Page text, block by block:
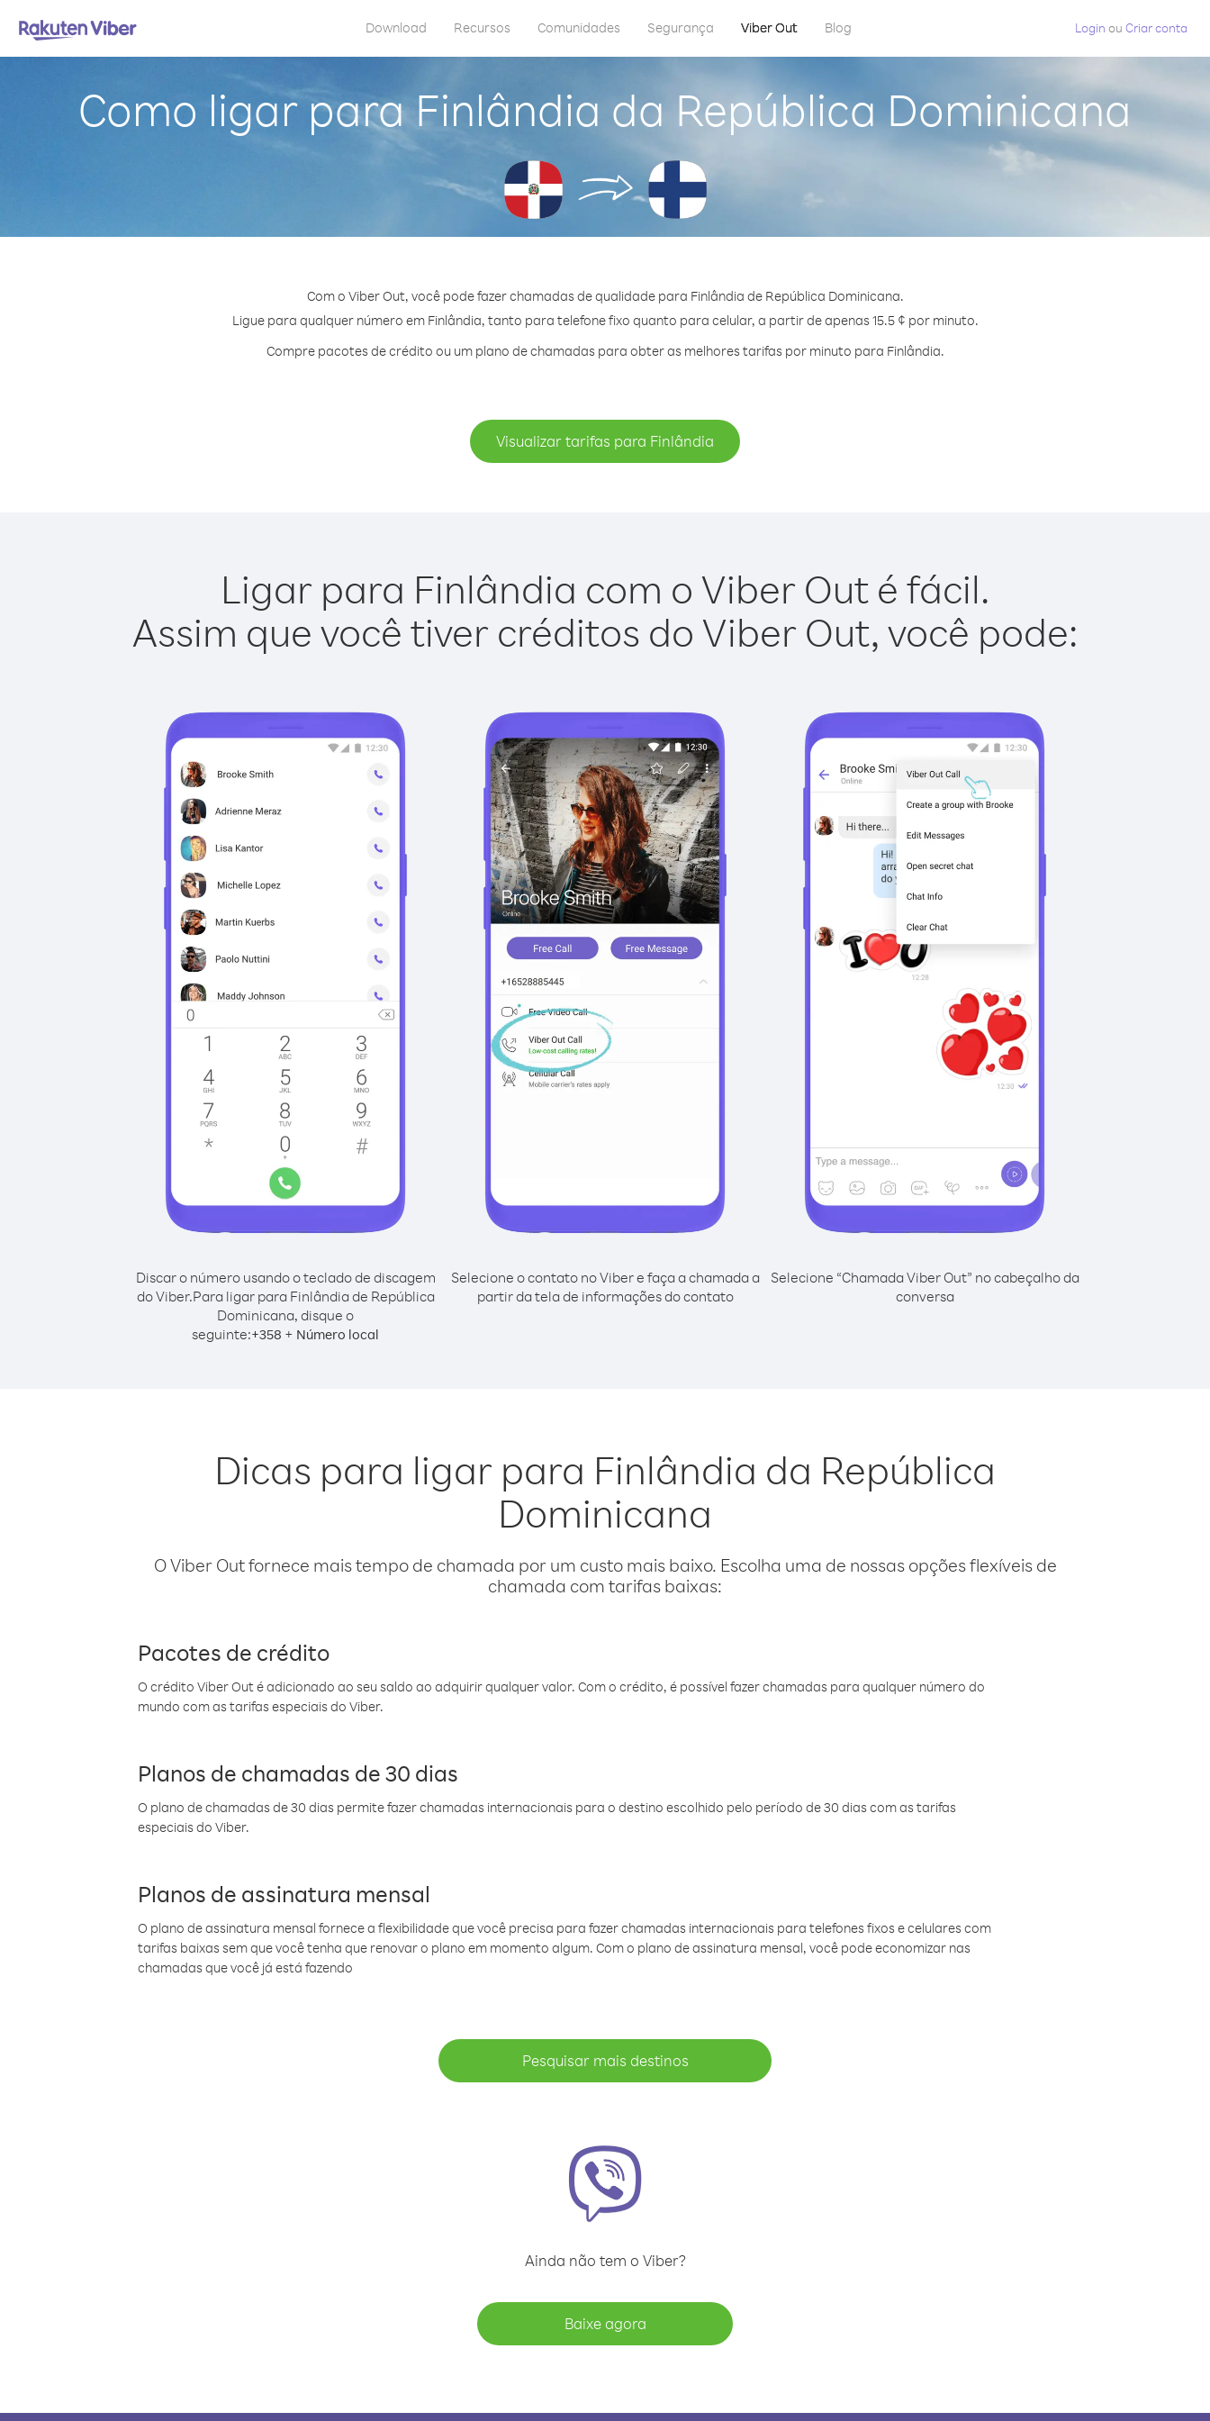
Download Recursos Comunidades Segurança Viber Out Blog Login ou Criar conta
Como ligar para Finlândia da República Dominicana
Com o Viber Out, você pode fazer chamadas de qualidade para Finlândia de República Dominicana.
Ligue para qualquer número em Finlândia, tanto para telefone fixo quanto para celular, a partir de apenas 15.5 ¢ por minuto.
Compre pacotes de crédito ou um plano de chamadas para obter as melhores tarifas por minuto para Finlândia.
Visualizar tarifas para Finlândia
Ligar para Finlândia com o Viber Out é fácil.
Assim que você tiver créditos do Viber Out, você pode:
Discar o número usando o teclado de discagem
do Viber.Para ligar para Finlândia de República
Dominicana, disque o
seguinte:+358 + Número local
Selecione o contato no Viber e faça a chamada a
partir da tela de informações do contato
Selecione “Chamada Viber Out” no cabeçalho da
conversa
Dicas para ligar para Finlândia da República
Dominicana
O Viber Out fornece mais tempo de chamada por um custo mais baixo. Escolha uma de nossas opções flexíveis de
chamada com tarifas baixas:
Pacotes de crédito
O crédito Viber Out é adicionado ao seu saldo ao adquirir qualquer valor. Com o crédito, é possível fazer chamadas para qualquer número do
mundo com as tarifas especiais do Viber.
Planos de chamadas de 30 dias
O plano de chamadas de 30 dias permite fazer chamadas internacionais para o destino escolhido pelo período de 30 dias com as tarifas
especiais do Viber.
Planos de assinatura mensal
O plano de assinatura mensal fornece a flexibilidade que você precisa para fazer chamadas internacionais para telefones fixos e celulares com
tarifas baixas sem que você tenha que renovar o plano em momento algum. Com o plano de assinatura mensal, você pode economizar nas
chamadas que você já está fazendo
Pesquisar mais destinos
Ainda não tem o Viber?
Baixe agora